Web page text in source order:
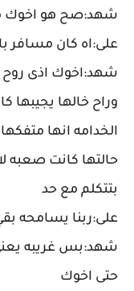
شهد:صح هو اخوك
على:اه كان مسافر
شهد:اخوك اذى روح
وراح خالها يجيبها
الخدامه انها
حالتها كانت صعبه
بتتكلم مع حد
على:ربنا يسامحه
شهد:بس غريبه
حتى اخوك